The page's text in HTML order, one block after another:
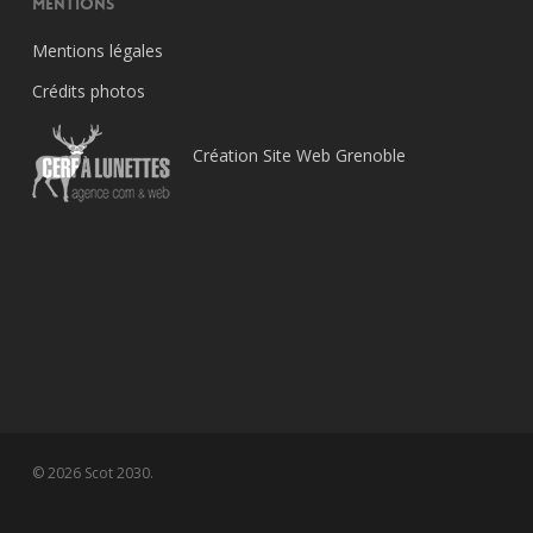
Mentions légales
Crédits photos
Création Site Web Grenoble
© 2026 Scot 2030.